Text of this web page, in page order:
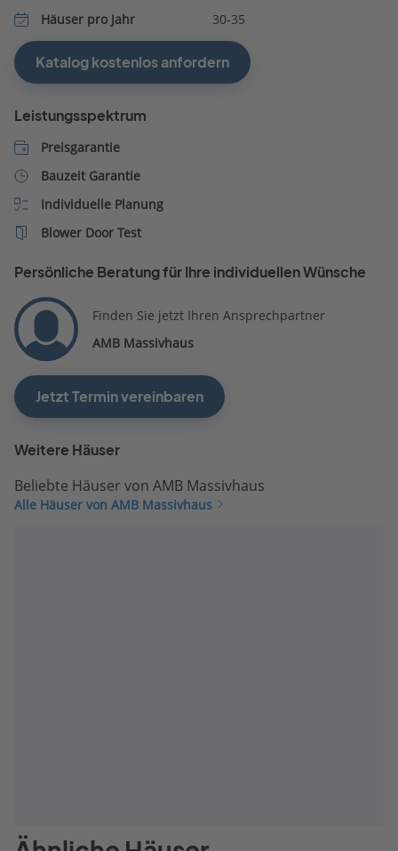
Häuser pro Jahr
30-35
Katalog kostenlos anfordern
Leistungsspektrum
Preisgarantie
Bauzeit Garantie
Individuelle Planung
Blower Door Test
Persönliche Beratung für Ihre individuellen Wünsche
Finden Sie jetzt Ihren Ansprechpartner
AMB Massivhaus
Jetzt Termin vereinbaren
Weitere Häuser
Beliebte Häuser von AMB Massivhaus
Alle Häuser von AMB Massivhaus